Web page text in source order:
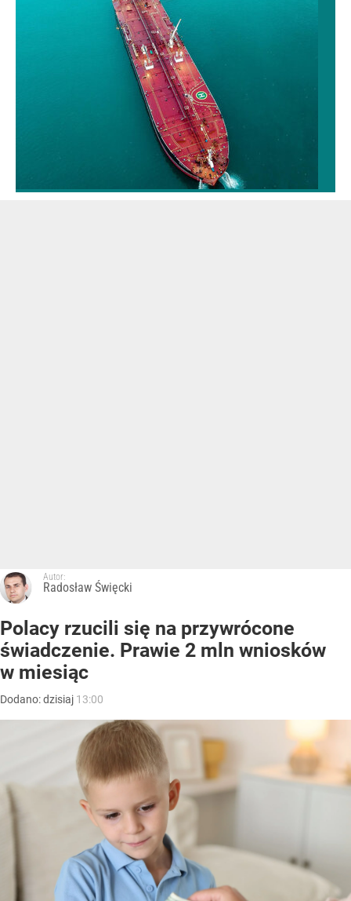
Autor:
Radosław Święcki
Polacy rzucili się na przywrócone
świadczenie. Prawie 2 mln wniosków
w miesiąc
Dodano:dzisiaj 13:00